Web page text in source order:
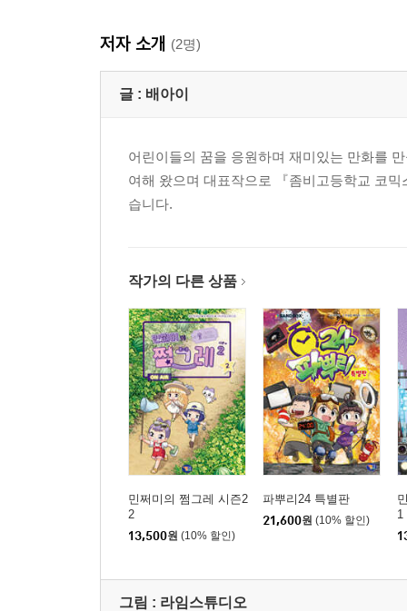
저자 소개 (2명)
글 : 배아이
어린이들의 꿈을 응원하며 재미있는 만화를
여해 왔으며 대표작으로 『좀비고등학교 코
습니다.
작가의 다른 상품
민쩌미의 쩜그레 시즌2
2
13,500원 (10% 할인)
파뿌리24 특별판
21,600원 (10% 할인)
1
그림 : 라임스튜디오